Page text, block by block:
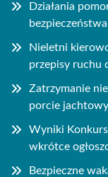
Działania
Nieletni
przepisy ruchu
Zatrzymanie
porcie
Wyniki
wkrótce
Bezpieczne